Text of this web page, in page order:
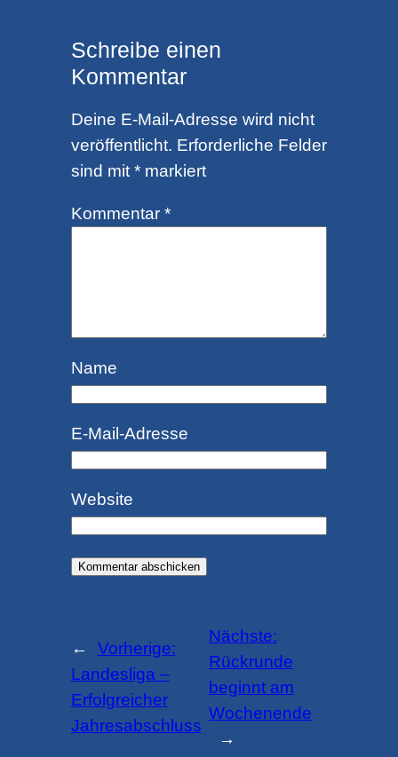
Schreibe einen
Kommentar
Deine E-Mail-Adresse wird nicht
veröffentlicht. Erforderliche Felder
sind mit *markiert
Kommentar *
Name
E-Mail-Adresse
Website
←
Vorherige:
Landesliga –
Erfolgreicher
Jahresabschluss
Nächste:
Rückrunde
beginnt am
Wochenende
→